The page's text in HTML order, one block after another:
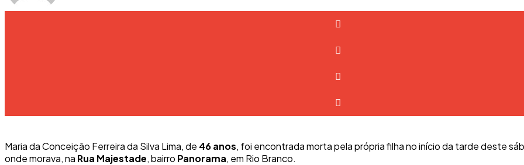
Maria da Conceição Ferreira da Silva Lima, de 46 anos, foi encontrada morta pela própria filha no início da tarde deste
onde morava, na Rua Majestade, bairro Panorama, em Rio Branco.